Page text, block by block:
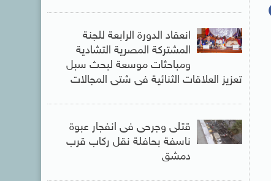
انعقاد الدورة الرابعة للجنة
المشتركة المصرية التشادية
ومباحثات موسعة لبحث سبل
تعزيز العلاقات الثنائية فى شتى المجالات
قتلى وجرحى فى انفجار عبوة
ناسفة بحافلة نقل ركاب قرب
دمشق